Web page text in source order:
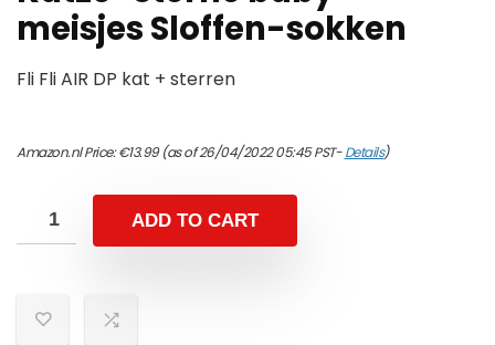
meisjes Sloffen-sokken
Fli Fli AIR DP kat + sterren
Amazon.nl Price:€13.99(as of 26/04/2022 05:45 PST-Details)
ADD TO CART